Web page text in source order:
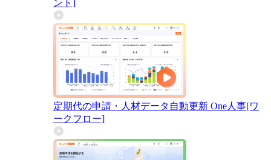
ント]
定期代の申請・人材データ自動更新 One人事[ワ
ークフロー]